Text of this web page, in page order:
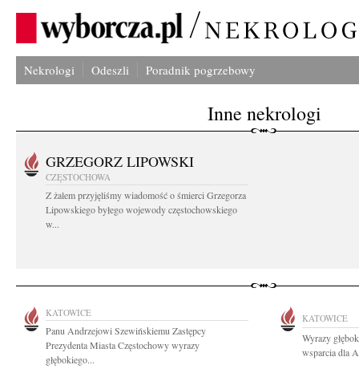
Nekrologi Odeszli Poradnik pogrzebowy
Inne nekrologi
GRZEGORZ LIPOWSKI
CZĘSTOCHOWA
Z żalem przyjęliśmy wiadomość o śmierci Grzegorza
Lipowskiego byłego wojewody częstochowskiego
w...
KATOWICE
Panu Andrzejowi Szewińskiemu Zastępcy
Prezydenta Miasta Częstochowy wyrazy
głębokiego...
KATOWICE
Wyrazy
wsparcia dla